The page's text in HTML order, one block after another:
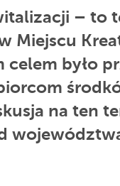
– to
Miejscu
celem było
na ten